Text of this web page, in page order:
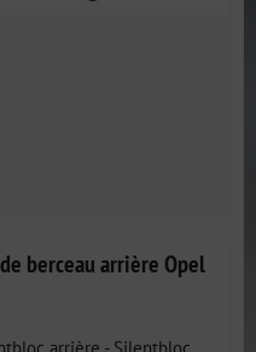
berceau arrière Opel
arrière - Silentbloc